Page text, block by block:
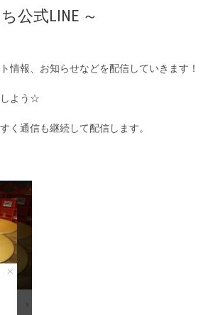
公式LINE ～
情報、お知らせなどを配信していきます！
しよう☆
く通信も継続して配信します。